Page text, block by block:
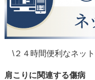
\２４時間便利なネッ
肩こりに関連する傷病